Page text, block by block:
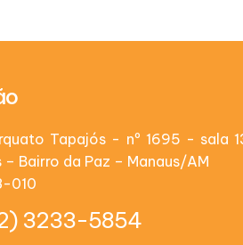
Tapajós - nº 1695 - sala
– Bairro da Paz – Manaus/AM
010
3233-5854